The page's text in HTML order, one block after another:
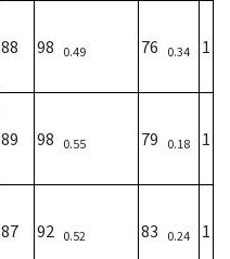
88 98 0.49 76 0.34 1
89 98 0.55 79 0.18 1
87 92 0.52 83 0.24 1